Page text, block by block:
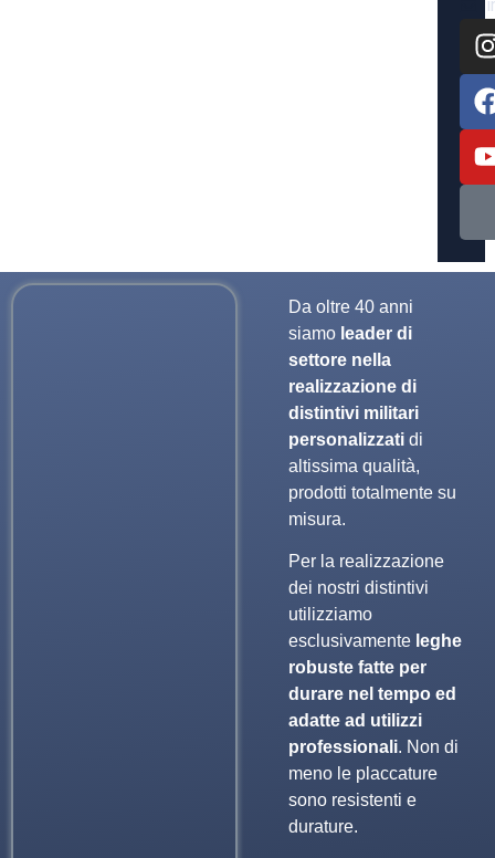
Da oltre 40 anni
siamo leader di
settore nella
realizzazione di
distintivi militari
personalizzatidi
altissima qualità,
prodotti totalmente su
misura.
Per la realizzazione
dei nostri distintivi
utilizziamo
esclusivamente leghe
robuste fatte per
durare nel tempo ed
adatte ad utilizzi
professionali. Non di
meno le placcature
sono resistenti e
durature.